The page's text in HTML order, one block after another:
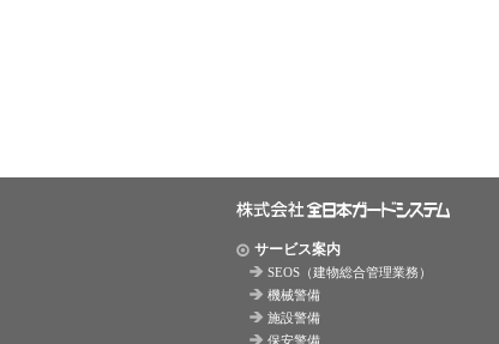
サービス案内
SEOS（建物総合管理業務）
機械警備
施設警備
保安警備